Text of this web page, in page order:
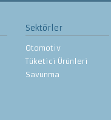
Sektörler
Otomotiv
Tüketici Ürünleri
Savunma